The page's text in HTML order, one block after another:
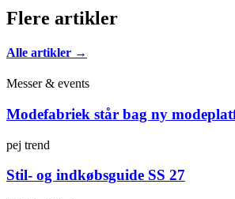
Flere artikler
Alle artikler →
Messer & events
Modefabriek står bag ny
pej trend
Stil- og indkøbsguide SS 27